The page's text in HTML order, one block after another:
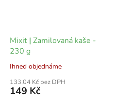
Mixit | Zamilovaná kaše -
230 g
Ihned objednáme
133,04 Kč bez DPH
149 Kč